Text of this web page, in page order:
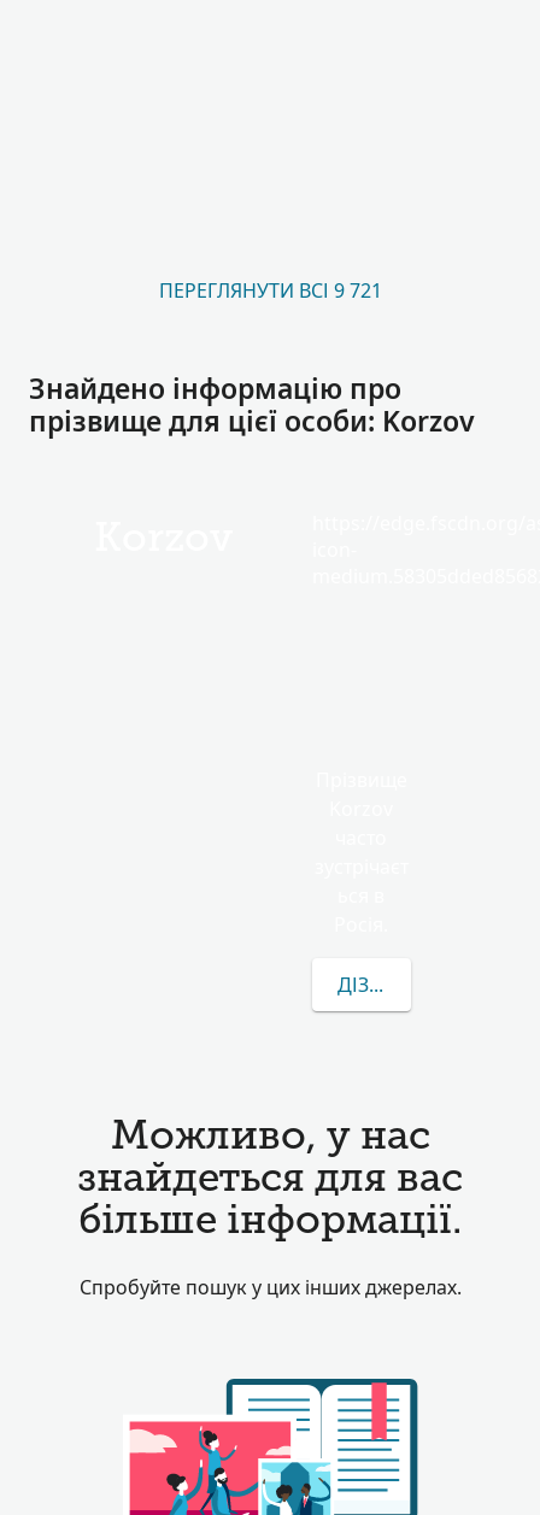
ПЕРЕГЛЯНУТИ ВСІ 9 721
Знайдено інформацію про
прізвище для цієї особи: Korzov
ДІЗНАТИСЯ БІЛЬШЕ
Можливо, у нас
знайдеться для вас
більше інформації.
Спробуйте пошук у цих інших джерелах.